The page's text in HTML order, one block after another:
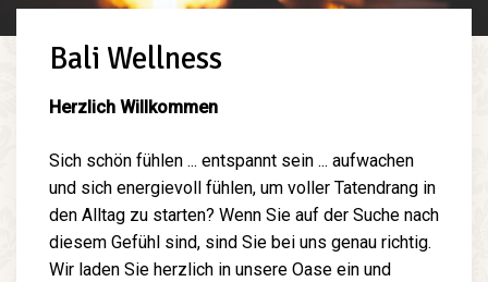
Bali Wellness
Herzlich Willkommen
Sich schön fühlen ... entspannt sein ... aufwachen
und sich energievoll fühlen, um voller Tatendrang in
den Alltag zu starten? Wenn Sie auf der Suche nach
diesem Gefühl sind, sind Sie bei uns genau richtig.
Wir laden Sie herzlich in unsere Oase ein und